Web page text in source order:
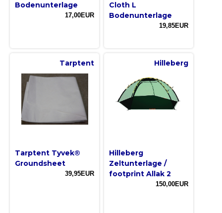
Bodenunterlage
17,00EUR
Cloth L
Bodenunterlage
19,85EUR
Tarptent
Tarptent Tyvek®
Groundsheet
39,95EUR
Hilleberg
Hilleberg
Zeltunterlage /
footprint Allak 2
150,00EUR